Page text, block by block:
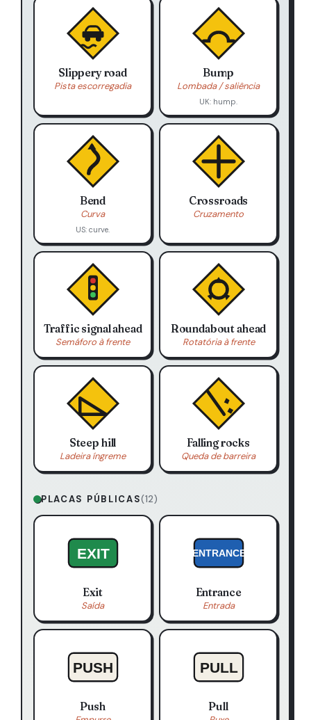
Slippery road
Pista escorregadia
Bump
Lombada / saliência
UK: hump.
Bend
Curva
US: curve.
Crossroads
Cruzamento
Traffic signal ahead
Semáforo à frente
Roundabout ahead
Rotatória à frente
Steep hill
Ladeira íngreme
Falling rocks
Queda de barreira
PLACAS PÚBLICAS(12)
EXIT
Exit
Saída
ENTRANCE
Entrance
Entrada
PUSH
Push
PULL
Pull